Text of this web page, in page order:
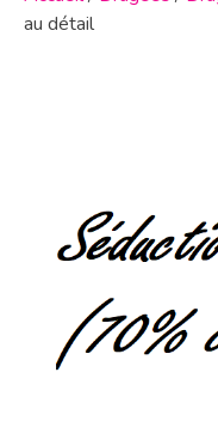
au détail